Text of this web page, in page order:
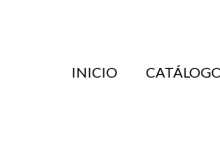
INICIO